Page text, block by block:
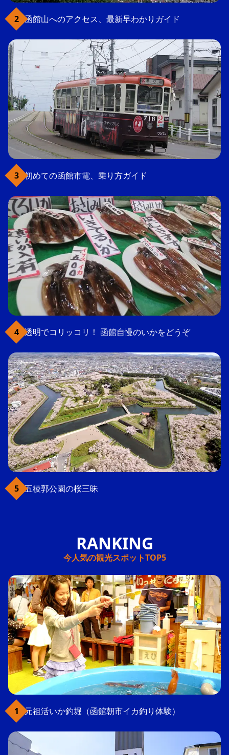
函館山へのアクセス、最新早わかりガイド
初めての函館市電、乗り方ガイド
透明でコリッコリ！ 函館自慢のいかをどうぞ
五稜郭公園の桜三昧
今人気の観光スポットTOP5
元祖活いか釣堀（函館朝市イカ釣り体験）